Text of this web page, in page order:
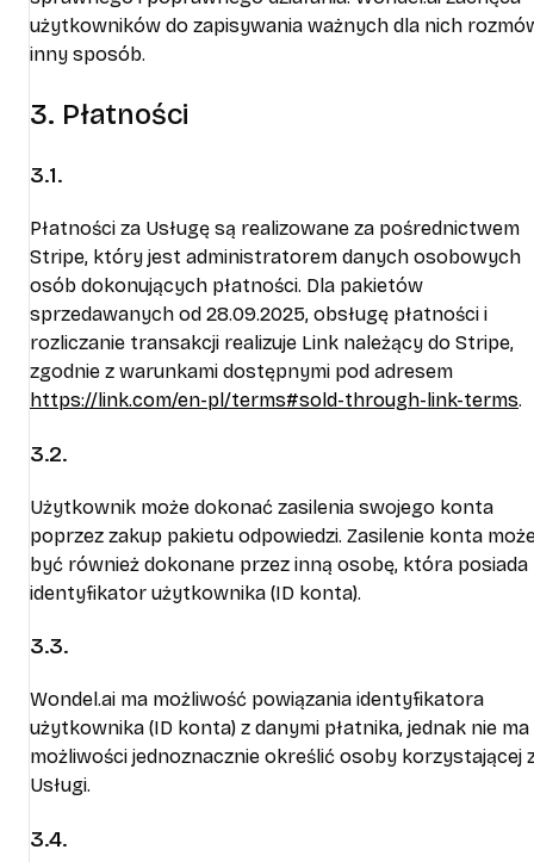
użytkowników do zapisywania ważnych dla nich
inny sposób.
3. Płatności
3.1.
Płatności za Usługę są realizowane za pośrednictwem
Stripe, który jest administratorem danych osobowych
osób dokonujących płatności. Dla pakietów
sprzedawanych od 28.09.2025, obsługę płatności i
rozliczanie transakcji realizuje Link należący do Stripe,
zgodnie z warunkami dostępnymi pod adresem
https://link.com/en-pl/terms#sold-through-link-terms.
3.2.
Użytkownik może dokonać zasilenia swojego konta
poprzez zakup pakietu odpowiedzi. Zasilenie konta
być również dokonane przez inną osobę, która posiada
identyfikator użytkownika (ID konta).
3.3.
Wondel.ai ma możliwość powiązania identyfikatora
użytkownika (ID konta) z danymi płatnika, jednak nie ma
możliwości jednoznacznie określić osoby korzystającej
Usługi.
3.4.